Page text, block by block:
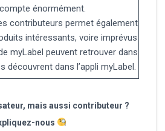
énormément.
contributeurs permet également
intéressants, voire imprévus
myLabel peuvent retrouver dans
découvrent dans l’appli myLabel.
mais aussi contributeur ?
nous